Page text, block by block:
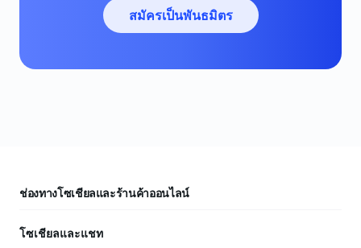
สมัครเป็นพันธมิตร
ช่องทางโซเชียลและร้านค้าออนไลน์
โซเชียลและแชท